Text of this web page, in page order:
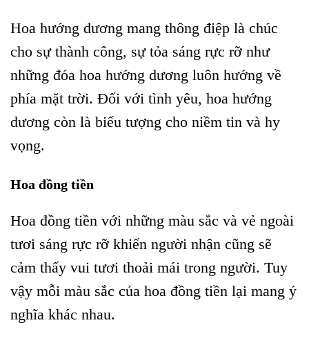
Hoa hướng dương mang thông điệp là chúc
cho sự thành công, sự tỏa sáng rực rỡ như
những đóa hoa hướng dương luôn hướng về
phía mặt trời. Đối với tình yêu, hoa hướng
dương còn là biểu tượng cho niềm tin và hy
vọng.
Hoa đồng tiền
Hoa đồng tiền với những màu sắc và vẻ ngoài
tươi sáng rực rỡ khiến người nhận cũng sẽ
cảm thấy vui tươi thoải mái trong người. Tuy
vậy mỗi màu sắc của hoa đồng tiền lại mang ý
nghĩa khác nhau.